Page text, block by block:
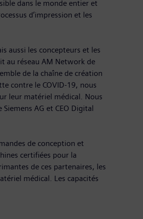
dans le monde entier et
d’impression et les
aussi les concepteurs et les
au réseau AM Network de
de la chaîne de création
contre le COVID-19, nous
leur matériel médical. Nous
AG et CEO Digital
de conception et
certifiées pour la
de ces partenaires, les
médical. Les capacités